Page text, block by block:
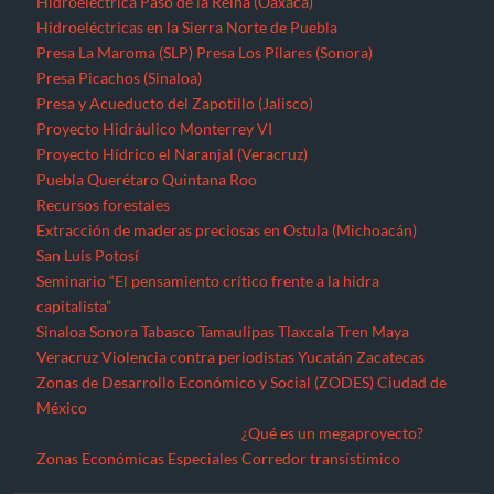
Hidroeléctricas en la Sierra Norte de Puebla
Presa La Maroma (SLP) Presa Los Pilares (Sonora)
Presa Picachos (Sinaloa)
Presa y Acueducto del Zapotillo (Jalisco)
Proyecto Hidráulico Monterrey VI
Proyecto Hídrico el Naranjal (Veracruz)
Puebla Querétaro Quintana Roo
Recursos forestales
Extracción de maderas preciosas en Ostula (Michoacán)
San Luis Potosí
Seminario “El pensamiento crítico frente a la hidra
capitalista”
Sinaloa Sonora Tabasco Tamaulipas Tlaxcala Tren Maya
Veracruz Violencia contra periodistas Yucatán Zacatecas
Zonas de Desarrollo Económico y Social (ZODES) Ciudad de
México
Zonas Económicas Especiales
¿Qué es un megaproyecto?
Corredor transístimico